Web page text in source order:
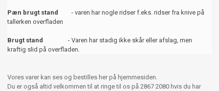
Pæn brugt stand
- varen har nogle ridser f.eks. ridser fra knive på
tallerken overfladen
Brugt stand
- Varen har stadig ikke skår eller afslag, men
kraftig slid på overfladen.
Vores varer kan ses og bestilles her på hjemmesiden.
Du er også altid velkommen til at ringe til os på 2867 2080 hvis du har